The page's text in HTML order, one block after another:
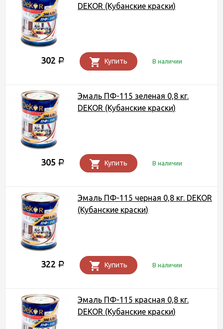
DEKOR (Кубанские краски)
302 Р Купить В наличии
Эмаль ПФ-115 зеленая 0,8 кг.
DEKOR (Кубанские краски)
305 Р Купить В наличии
Эмаль ПФ-115 черная 0,8 кг. DEKOR
(Кубанские краски)
322 Р Купить В наличии
Эмаль ПФ-115 красная 0,8 кг.
DEKOR (Кубанские краски)